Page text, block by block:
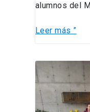
alumnos del
Leer más ”
Capítulo
Estudiantil
de
Ingeniería